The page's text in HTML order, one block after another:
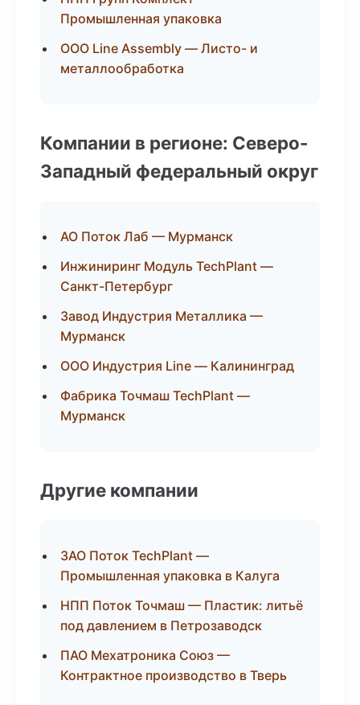
Промышленная упаковка
ООО Line Assembly — Листо- и
металлообработка
Компании в регионе: Северо-
Западный федеральный округ
АО Поток Лаб — Мурманск
Инжиниринг Модуль TechPlant —
Санкт-Петербург
Завод Индустрия Металлика —
Мурманск
ООО Индустрия Line — Калининград
Фабрика Точмаш TechPlant —
Мурманск
Другие компании
ЗАО Поток TechPlant —
Промышленная упаковка в Калуга
НПП Поток Точмаш — Пластик: литьё
под давлением в Петрозаводск
ПАО Мехатроника Союз —
Контрактное производство в Тверь